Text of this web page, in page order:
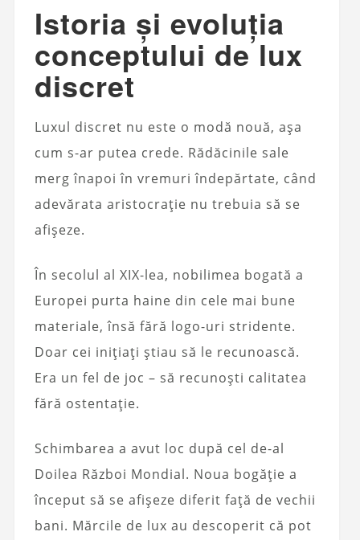
Istoria și evoluția
conceptului de lux
discret
Luxul discret nu este o modă nouă, așa
cum s-ar putea crede. Rădăcinile sale
merg înapoi în vremuri îndepărtate, când
adevărata aristocrație nu trebuia să se
afișeze.
În secolul al XIX-lea, nobilimea bogată a
Europei purta haine din cele mai bune
materiale, însă fără logo-uri stridente.
Doar cei inițiați știau să le recunoască.
Era un fel de joc – să recunoști calitatea
fără ostentație.
Schimbarea a avut loc după cel de-al
Doilea Război Mondial. Noua bogăție a
început să se afișeze diferit față de vechii
bani. Mărcile de lux au descoperit că pot